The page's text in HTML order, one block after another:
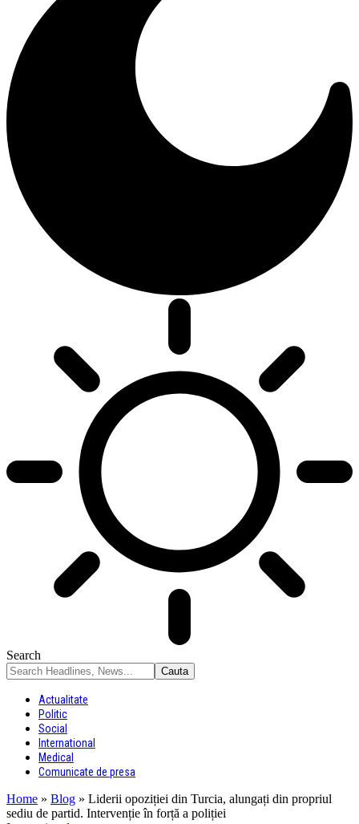
Search
Actualitate
Politic
Social
International
Medical
Comunicate de presa
Home » Blog » Liderii opoziției din Turcia, alungați din propriul
sediu de partid. Intervenție în forță a poliției